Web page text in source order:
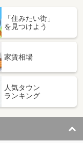
「住みたい街」
を見つけよう
家賃相場
人気タウン
ランキング